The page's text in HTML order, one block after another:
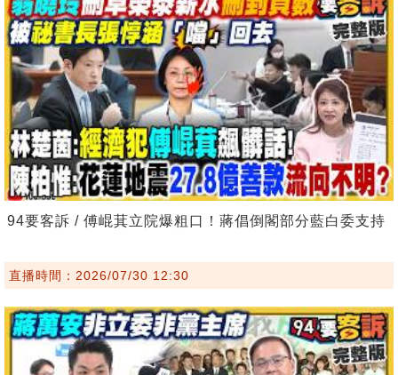
94要客訴 / 傅崐萁立院爆粗口！蔣倡倒閣部分藍白委支持
直播時間：2026/07/30 12:30